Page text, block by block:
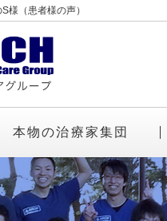
様（患者様の声）
本物の治療家集団